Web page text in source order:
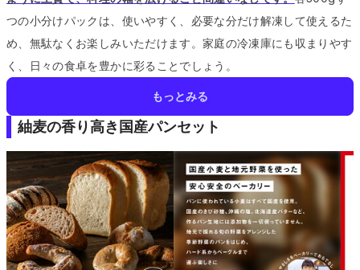
つの小分けパックは、使いやすく、必要な分だけ解凍して使えるた
め、無駄なくお楽しみいただけます。 家庭の冷凍庫にも収まりやす
く、日々の食卓を豊かに彩ることでしょう。
もっとみる
紬麦の香り高き国産パンセット